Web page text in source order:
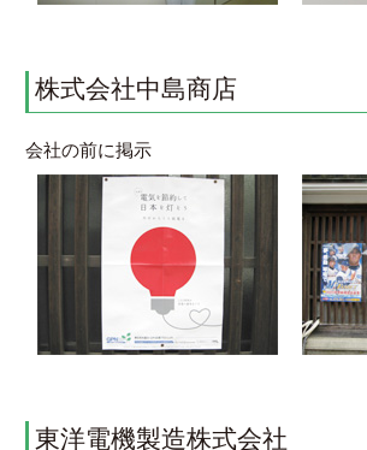
株式会社中島商店
会社の前に掲示
東洋電機製造株式会社